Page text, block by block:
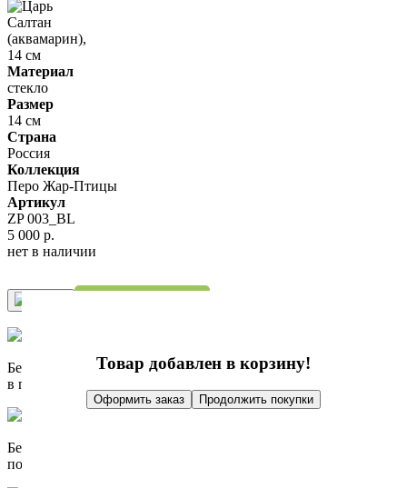
Материал
стекло
Размер
14 см
Страна
Россия
Коллекция
Перо Жар-Птицы
Артикул
ZP 003_BL
5 000 р.
нет в наличии
Бесплатно доставим при заказе от 10 000 р.
в пределах МКАД
Бесплатно доставим при заказе от 10 000 р.
по России до пункта выдачи СДЭК
Товар добавлен в корзину!
Оформить заказ Продолжить покупки